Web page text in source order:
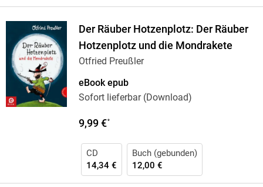
Der Räuber Hotzenplotz: Der Räuber
Hotzenplotz und die Mondrakete
Otfried Preußler
eBook epub
Sofort lieferbar (Download)
9,99 €*
CD
14,34 €
Buch (gebunden)
12,00 €